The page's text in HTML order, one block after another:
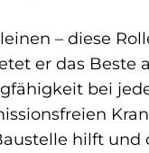
– diese
er das Beste
bei
hilft